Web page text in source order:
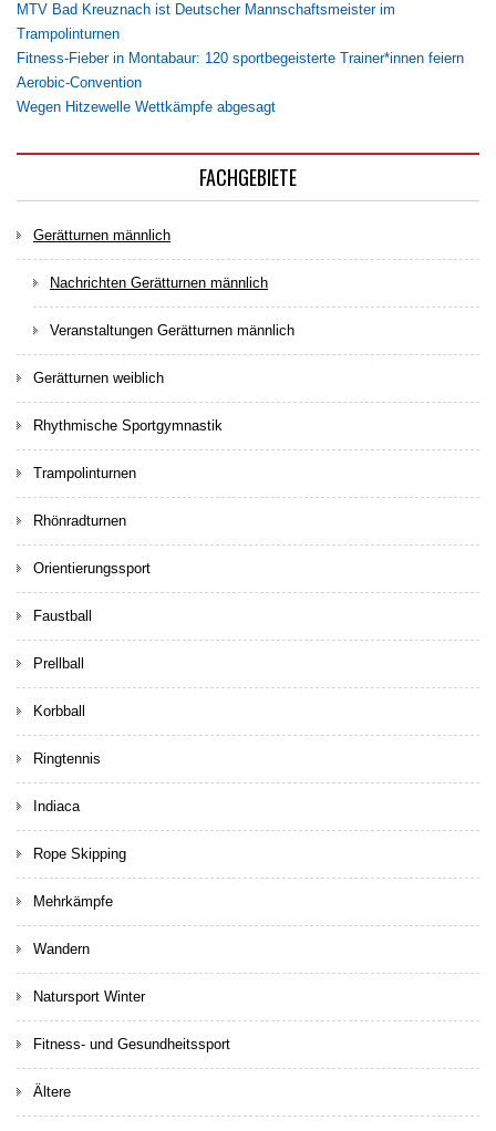
MTV Bad Kreuznach ist Deutscher Mannschaftsmeister im
Trampolinturnen
Fitness-Fieber in Montabaur: 120 sportbegeisterte Trainer*innen feiern
Aerobic-Convention
Wegen Hitzewelle Wettkämpfe abgesagt
FACHGEBIETE
Gerätturnen männlich
Nachrichten Gerätturnen männlich
Veranstaltungen Gerätturnen männlich
Gerätturnen weiblich
Rhythmische Sportgymnastik
Trampolinturnen
Rhönradturnen
Orientierungssport
Faustball
Prellball
Korbball
Ringtennis
Indiaca
Rope Skipping
Mehrkämpfe
Wandern
Natursport Winter
Fitness- und Gesundheitssport
Ältere